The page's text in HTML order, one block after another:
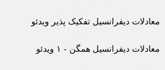
معادلات دیفرانسیل تفکیک پذیر ویدئو
معادلات دیفرانسیل همگن - ۱ ویدئو